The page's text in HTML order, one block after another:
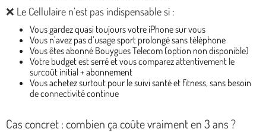
❌ Le Cellulaire n’est pas indispensable si :
Vous gardez quasi toujours votre iPhone sur vous
Vous n’avez pas d’usage sport prolongé sans téléphone
Vous êtes abonné Bouygues Telecom (option non disponible)
Votre budget est serré et vous comparez attentivement le
surcoût initial + abonnement
Vous achetez surtout pour le suivi santé et fitness, sans besoin
de connectivité continue
Cas concret : combien ça coûte vraiment en 3 ans ?